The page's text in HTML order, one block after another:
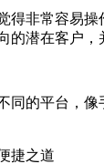
非常容易操
的潜在客户
平台，像
捷之道